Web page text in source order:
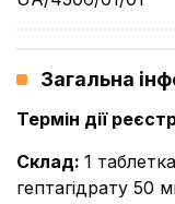
Загальна
Термін дії
Склад: 1
гептагідрату 50